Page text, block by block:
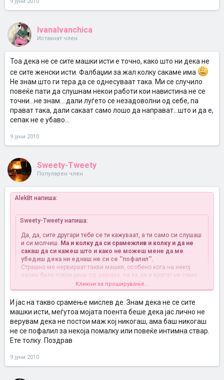
IvanaIvanchica
Истакнат член
Тоа дека не се сите машки исти е точно, како што ни дека не
се сите женски исти. Фалбаџии за жал колку сакаме има
Не знам што ги тера да се однесуваат така. Ми се случило
повеќе пати да слушнам некои работи кои навистина не се
точни...не знам....дали луѓето се незадоволни од себе, па
прават така, дали сакаат само лошо да направат...што и да е,
сепак не е убаво...
9 јуни 2010
Sweety-Tweety
Популарен член
AlekBt напиша:
Sweety-Tweety напиша:
Да, да, сите другари тебе се ти кажуваат, а ти само си слушаш
и си молчиш. Ма и колку да си срамежлив и колку и да не
сакаш да си кажеш што и како не можеш мене да ме
убедиш дека ни еднаш не си се ''пофалил''.
Страшно ме нервираат такви машки, особено кога на некој
начин биле повредени од девојка, па за да и вратат не само
што раскажуваат се и сешто туку и измислуваат, се со цел да
се покажат дека не се повредени туку напротив дека се
фраери.
Како прво не сакам да те убедам, си кажвам каков сум јас, а ТИ
сакала верваш, сакал неверваш - твое право ! И со тоа срамам
мислам да кажам дека се срамам деталите да ги споделувам
со други !!! И на крај краева секој си е посебна идивидуа и не се
Кликни за проширување...
И јас на такво срамење мислев де. Знам дека не се сите
машки исти, меѓутоа мојата поента беше дека јас лично не
верувам дека не постои маж кој никогаш, ама баш никогаш
не се пофалил за некоја помалку или повеќе интимна ствар.
Ете толку. Поздрав
9 јуни 2010